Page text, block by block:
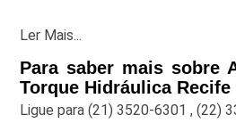
Ler Mais...
Para saber mais sobre
Torque Hidráulica Recife
Ligue para(21) 3520-6301 ,(22)